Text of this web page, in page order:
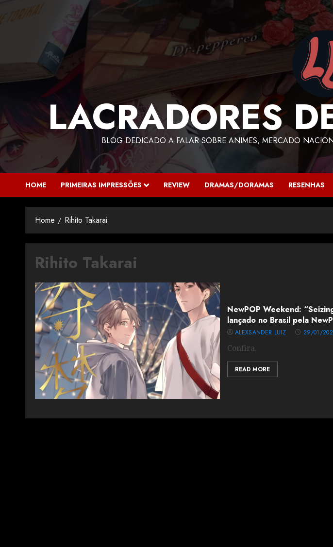
LACRADORES
BLOG DEDICADO A FALAR SOBRE ANIMES, MERCADO
HOME PRIMEIRAS IMPRESSÕES REVIEW DRAMAS/DORAMAS RESENHAS
Home Rihito Takarai
Rihito Takarai
NewPOP Weekend:
lançado no Brasil pela
ALEXSANDER LUIZ 29/01/
Confira.
READ MORE